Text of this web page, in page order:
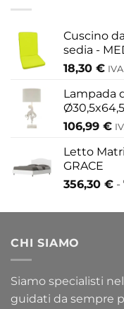
Cuscino
sedia -
18,30 €
Lampada
106,99 €
Letto
GRACE
356,30 € -
CHI SIAMO
Siamo specialisti
guidati da sempre